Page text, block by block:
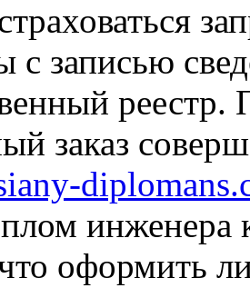
с записью
реестр.
заказ
инженера
оформить